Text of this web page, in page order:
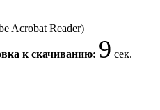
Acrobat Reader)
к скачиванию: 9 сек.